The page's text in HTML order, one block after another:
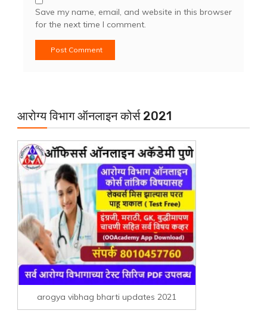
Save my name, email, and website in this browser
for the next time I comment.
आरोग्य विभाग ऑनलाइन कोर्स 2021
arogya vibhag bharti updates 2021